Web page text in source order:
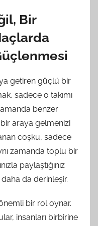
Bir
getiren güçlü bir
sadece o takımı
benzer
araya gelmenizi
coşku, sadece
zamanda toplu bir
paylaştığınız
da derinleşir.
bir rol oynar.
insanları birbirine